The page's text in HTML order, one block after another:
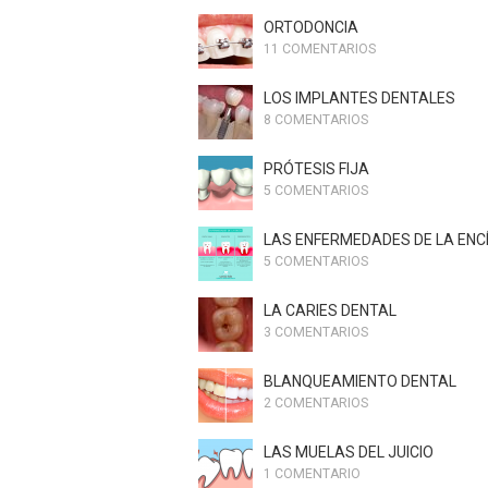
ORTODONCIA
11 COMENTARIOS
LOS IMPLANTES DENTALES
8 COMENTARIOS
PRÓTESIS FIJA
5 COMENTARIOS
LAS ENFERMEDADES DE LA
5 COMENTARIOS
LA CARIES DENTAL
3 COMENTARIOS
BLANQUEAMIENTO DENTAL
2 COMENTARIOS
LAS MUELAS DEL JUICIO
1 COMENTARIO